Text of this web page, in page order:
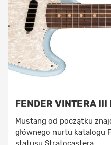
FENDER VINTERA III
Mustang od początku
głównego nurtu katalogu